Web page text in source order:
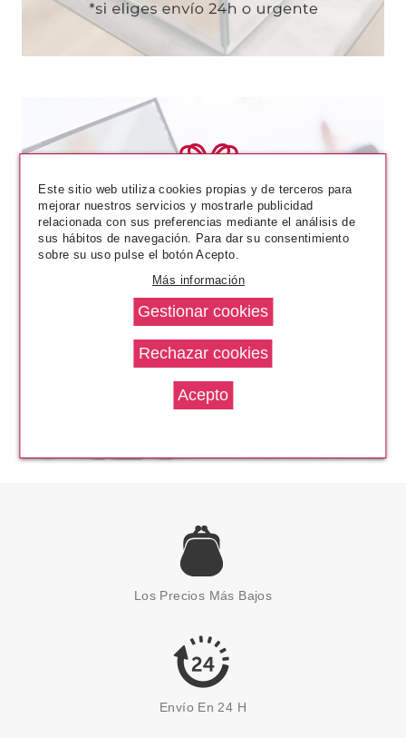
Los Precios Más Bajos
Envío En 24 H
Este sitio web utiliza cookies propias y de terceros para
mejorar nuestros servicios y mostrarle publicidad
relacionada con sus preferencias mediante el análisis de
sus hábitos de navegación. Para dar su consentimiento
sobre su uso pulse el botón Acepto.
Más información